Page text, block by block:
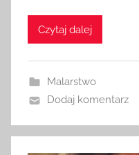
Czytaj dalej
Malarstwo
Dodaj komentarz